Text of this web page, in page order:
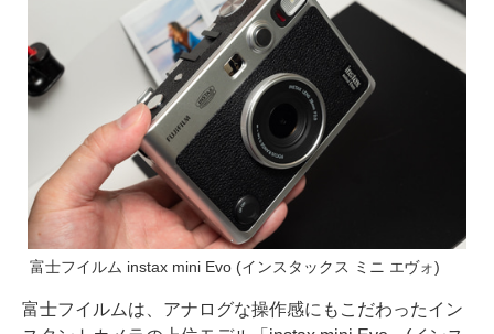
富士フイルム instax mini Evo (インスタックス ミニ エヴォ)
富士フイルムは、アナログな操作感にもこだわったイン